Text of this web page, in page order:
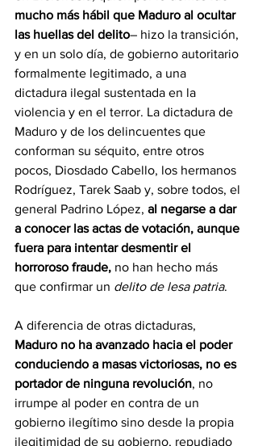
mucho más hábil que Maduro al ocultar
las huellas del delito– hizo la transición,
y en un solo día, de gobierno autoritario
formalmente legitimado, a una
dictadura ilegal sustentada en la
violencia y en el terror. La dictadura de
Maduro y de los delincuentes que
conforman su séquito, entre otros
pocos, Diosdado Cabello, los hermanos
Rodríguez, Tarek Saab y, sobre todos, el
general Padrino López, al negarse a dar
a conocer las actas de votación, aunque
fuera para intentar desmentir el
horroroso fraude, no han hecho más
que confirmar un delito de lesa patria.
A diferencia de otras dictaduras,
Maduro no ha avanzado hacia el poder
conduciendo a masas victoriosas, no es
portador de ninguna revolución, no
irrumpe al poder en contra de un
gobierno ilegítimo sino desde la propia
ilegitimidad de su gobierno, repudiado